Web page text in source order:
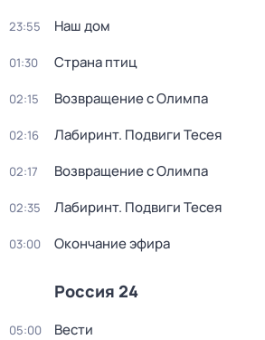
23:55 Наш дом
01:30 Страна птиц
02:15 Возвращение с Олимпа
02:16 Лабиринт. Подвиги Тесея
02:17 Возвращение с Олимпа
02:35 Лабиринт. Подвиги Тесея
03:00 Окончание эфира
Россия 24
05:00 Вести